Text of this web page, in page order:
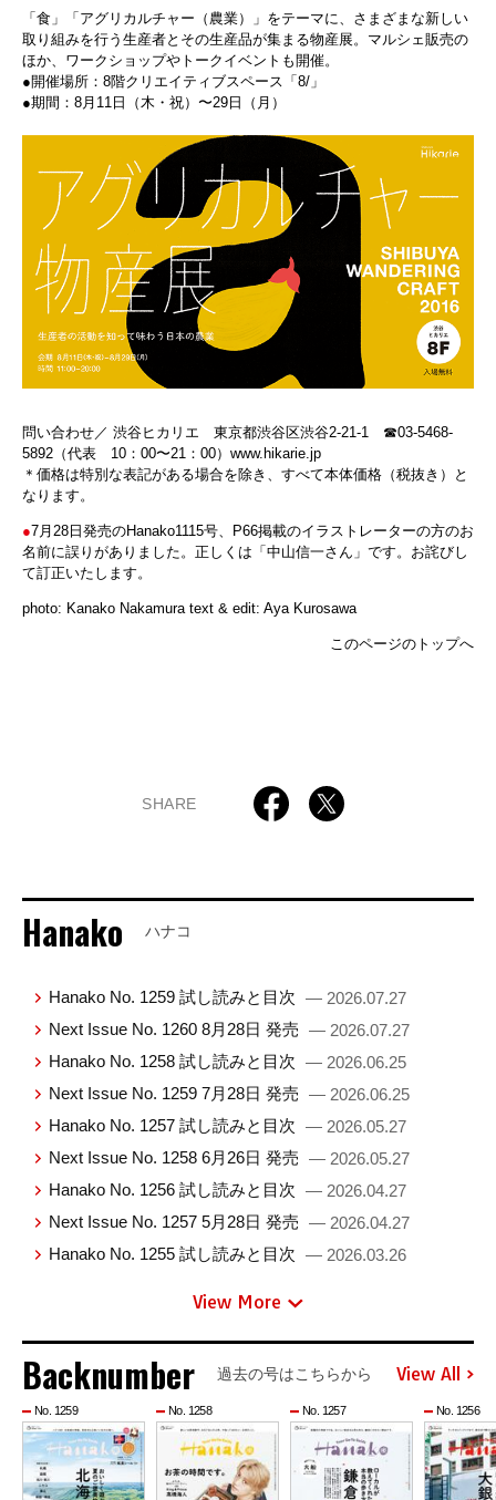
「食」「アグリカルチャー（農業）」をテーマに、さまざまな新しい
取り組みを行う生産者とその生産品が集まる物産展。マルシェ販売の
ほか、ワークショップやトークイベントも開催。
●開催場所：8階クリエイティブスペース「8/」
●期間：8月11日（木・祝）〜29日（月）
問い合わせ／ 渋谷ヒカリエ 東京都渋谷区渋谷2-21-1 ☎03-5468-
5892（代表 10：00〜21：00） www.hikarie.jp
＊価格は特別な表記がある場合を除き、すべて本体価格（税抜き）と
なります。
●7月28日発売のHanako1115号、P66掲載のイラストレーターの方のお
名前に誤りがありました。正しくは「中山信一さん」です。お詫びし
て訂正いたします。
photo: Kanako Nakamura text & edit: Aya Kurosawa
このページのトップへ
SHARE
Hanako ハナコ
Hanako No. 1259 試し読みと目次 — 2026.07.27
Next Issue No. 1260 8月28日 発売 — 2026.07.27
Hanako No. 1258 試し読みと目次 — 2026.06.25
Next Issue No. 1259 7月28日 発売 — 2026.06.25
Hanako No. 1257 試し読みと目次 — 2026.05.27
Next Issue No. 1258 6月26日 発売 — 2026.05.27
Hanako No. 1256 試し読みと目次 — 2026.04.27
Next Issue No. 1257 5月28日 発売 — 2026.04.27
Hanako No. 1255 試し読みと目次 — 2026.03.26
View More
Backnumber 過去の号はこちらから View All
No. 1259 No. 1258 No. 1257 No. 1256